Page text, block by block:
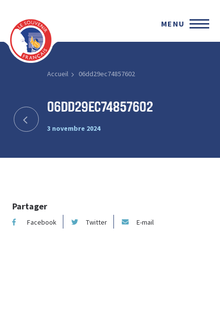
MENU
Accueil 06dd29ec74857602
06dd29ec74857602
3 novembre 2024
Partager
Facebook Twitter E-mail